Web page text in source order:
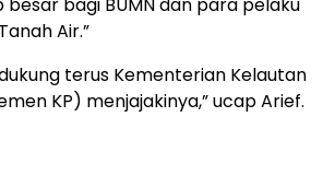
bagi BUMN dan para pelaku
Air.”
terus Kementerian Kelautan
KP) menjajakinya,” ucap Arief.